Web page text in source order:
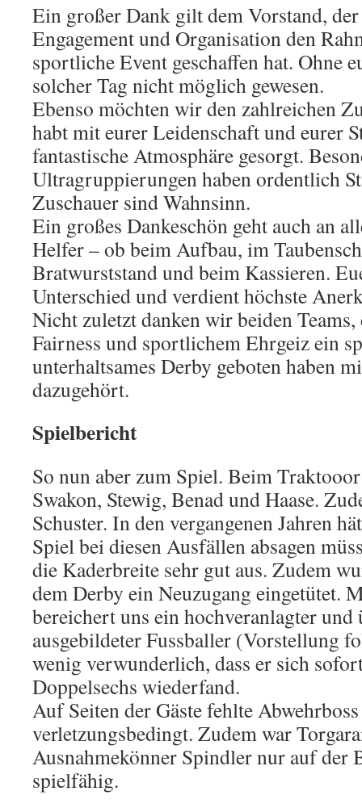
Ein großer Dank gilt dem Vorstand,
Engagement und Organisation den
sportliche Event geschaffen hat. Ohne
solcher Tag nicht möglich gewesen.
Ebenso möchten wir den zahlreichen
habt mit eurer Leidenschaft und eurer
fantastische Atmosphäre gesorgt.
Ultragruppierungen haben ordentlich
Zuschauer sind Wahnsinn.
Ein großes Dankeschön geht auch an
Helfer – ob beim Aufbau, im
Bratwurststand und beim Kassieren.
Unterschied und verdient höchste
Nicht zuletzt danken wir beiden
Fairness und sportlichem Ehrgeiz ein
unterhaltsames Derby geboten haben
dazugehört.
Spielbericht
So nun aber zum Spiel. Beim
Swakon, Stewig, Benad und Haase.
Schuster. In den vergangenen Jahren
Spiel bei diesen Ausfällen absagen
die Kaderbreite sehr gut aus. Zudem
dem Derby ein Neuzugang eingetütet.
bereichert uns ein hochveranlagter und
ausgebildeter Fussballer (Vorstellung
wenig verwunderlich, dass er sich
Doppelsechs wiederfand.
Auf Seiten der Gäste fehlte
verletzungsbedingt. Zudem war
Ausnahmekönner Spindler nur auf der
spielfähig.